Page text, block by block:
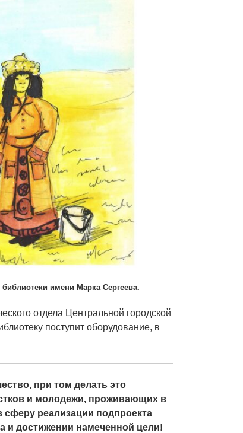
имени Марка Сергеева.
отдела Центральной городской
поступит оборудование, в
при том делать это
и молодежи, проживающих в
сферу реализации подпроекта
и достижении намеченной цели!